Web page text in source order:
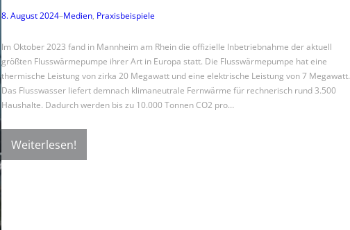
8. August 2024–Medien, Praxisbeispiele
Im Oktober 2023 fand in Mannheim am Rhein die offizielle Inbetriebnahme der aktuell
größten Flusswärmepumpe ihrer Art in Europa statt. Die Flusswärmepumpe hat eine
thermische Leistung von zirka 20 Megawatt und eine elektrische Leistung von 7 Megawatt.
Das Flusswasser liefert demnach klimaneutrale Fernwärme für rechnerisch rund 3.500
Haushalte. Dadurch werden bis zu 10.000 Tonnen CO2 pro…
Weiterlesen!